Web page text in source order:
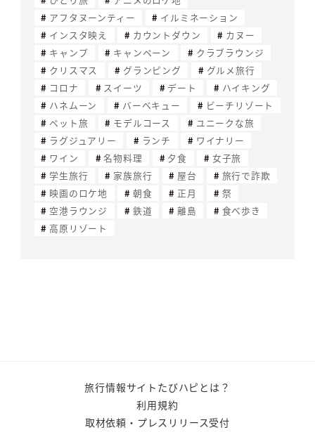
アフタヌーンティー
イルミネーション
インスタ映え
カウントダウン
カヌー
キャンプ
キャンペーン
クラブラウンジ
クリスマス
グランピング
グルメ旅行
コロナ
スイーツ デート
ハイキング
ハネムーン
バーベキュー
ビーチリゾート
ペット旅
モデルコース
ユニークな旅
ラグジュアリー
ランチ
ワイナリー
ワイン
名物料理 夕食
女子旅
学生旅行
家族旅行 屋台
旅行で詐欺
映画のロケ地
朝食 正月
祭
空港ラウンジ
鉄道 離島
食べ歩き
高原リゾート
旅行情報サイトたびハピとは？
利用規約
取材依頼・プレスリリース受付